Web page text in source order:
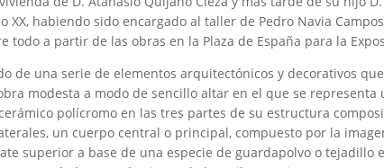
XX, habiendo sido encargado al taller de Pedro Navia
todo a partir de las obras en la Plaza de España para la
de una serie de elementos arquitectónicos y decorativos
modesta a modo de sencillo altar en el que se representa
polícromo en las tres partes de su estructura
un cuerpo central o principal, compuesto por la
superior a base de una especie de guardapolvo o tejadillo